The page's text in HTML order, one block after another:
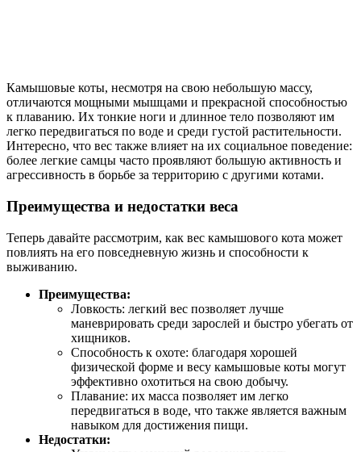
Камышовые коты, несмотря на свою небольшую массу,
отличаются мощными мышцами и прекрасной способностью
к плаванию. Их тонкие ноги и длинное тело позволяют им
легко передвигаться по воде и среди густой растительности.
Интересно, что вес также влияет на их социальное поведение:
более легкие самцы часто проявляют большую активность и
агрессивность в борьбе за территорию с другими котами.
Преимущества и недостатки веса
Теперь давайте рассмотрим, как вес камышового кота может
повлиять на его повседневную жизнь и способности к
выживанию.
Преимущества:
Ловкость: легкий вес позволяет лучше
маневрировать среди зарослей и быстро убегать от
хищников.
Способность к охоте: благодаря хорошей
физической форме и весу камышовые коты могут
эффективно охотиться на свою добычу.
Плавание: их масса позволяет им легко
передвигаться в воде, что также является важным
навыком для достижения пищи.
Недостатки: